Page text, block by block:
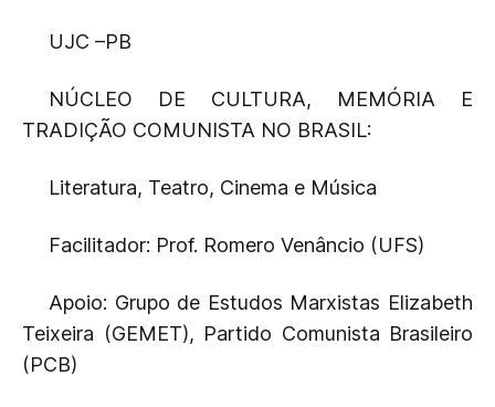
UJC –PB
NÚCLEO DE CULTURA, MEMÓRIA E
TRADIÇÃO COMUNISTA NO BRASIL:
Literatura, Teatro, Cinema e Música
Facilitador: Prof. Romero Venâncio (UFS)
Apoio: Grupo de Estudos Marxistas Elizabeth
Teixeira (GEMET), Partido Comunista Brasileiro
(PCB)